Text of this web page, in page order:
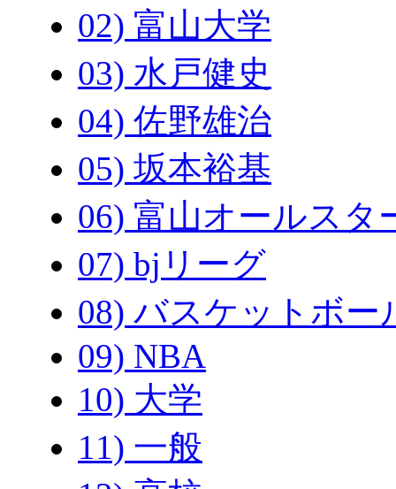
02) 富山大学
03) 水戸健史
04) 佐野雄治
05) 坂本裕基
06) 富山オールスタ
07) bjリーグ
08) バスケットボー
09) NBA
10) 大学
11) 一般